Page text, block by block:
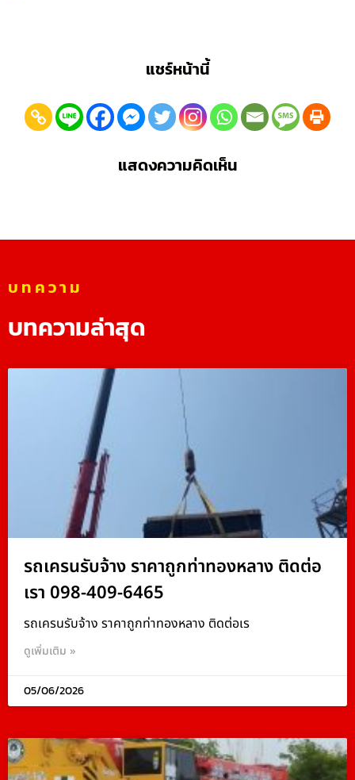
แชร์หน้านี้
แสดงความคิดเห็น
บทความ
บทความล่าสุด
รถเครนรับจ้าง ราคาถูกท่าทองหลาง ติดต่อ
เรา 098-409-6465
รถเครนรับจ้าง ราคาถูกท่าทองหลาง ติดต่อเร
ดูเพิ่มเติม »
05/06/2026